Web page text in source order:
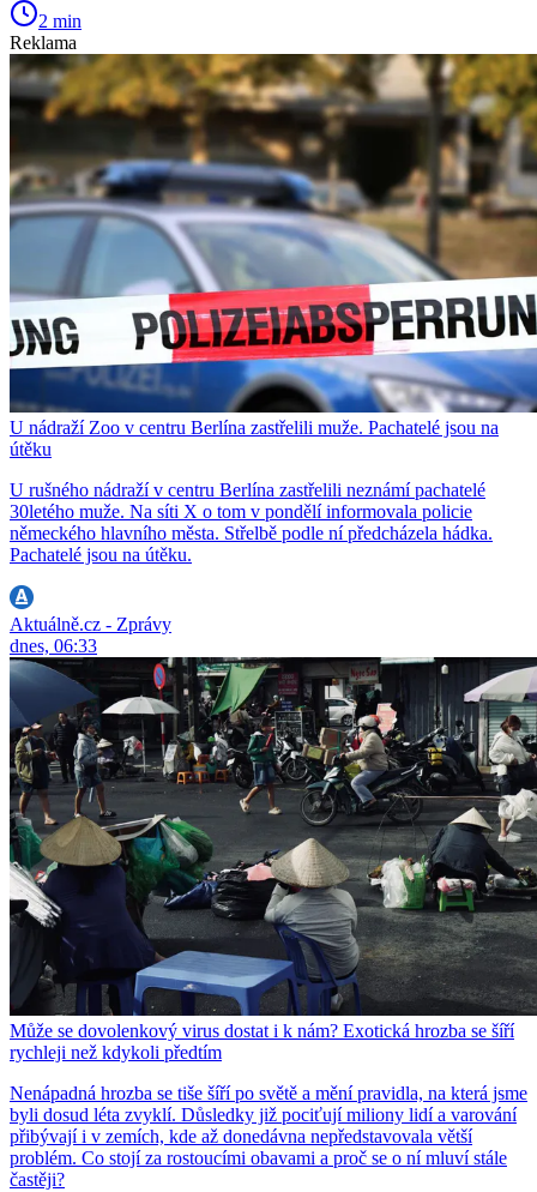
2 min
Reklama
U nádraží Zoo v centru Berlína zastřelili muže. Pachatelé jsou na
útěku
U rušného nádraží v centru Berlína zastřelili neznámí pachatelé
30letého muže. Na síti X o tom v pondělí informovala policie
německého hlavního města. Střelbě podle ní předcházela hádka.
Pachatelé jsou na útěku.
Aktuálně.cz - Zprávy
dnes, 06:33
Může se dovolenkový virus dostat i k nám? Exotická hrozba se šíří
rychleji než kdykoli předtím
Nenápadná hrozba se tiše šíří po světě a mění pravidla, na která jsme
byli dosud léta zvyklí. Důsledky již pociťují miliony lidí a varování
přibývají i v zemích, kde až donedávna nepředstavovala větší
problém. Co stojí za rostoucími obavami a proč se o ní mluví stále
častěji?